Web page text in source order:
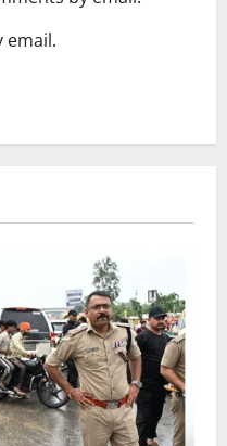
email.